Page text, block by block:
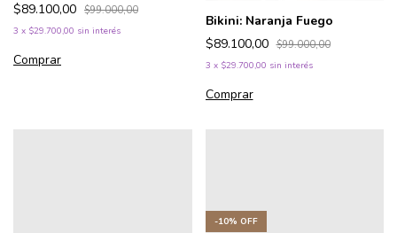
$89.100,00 $99.000,00
3 x $29.700,00 sin interés
Comprar
Bikini: Naranja Fuego
$89.100,00 $99.000,00
3 x $29.700,00 sin interés
Comprar
-10% OFF